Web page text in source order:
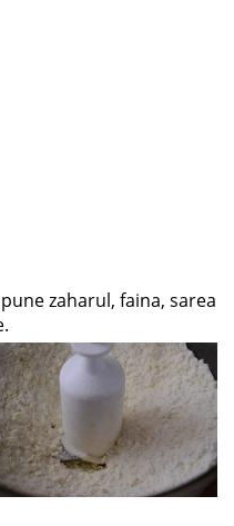
zaharul, faina, sarea